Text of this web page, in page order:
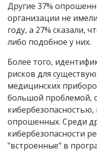
Другие 37%
организации не
году, а 27% сказали,
либо подобное у них.
Более того,
рисков для
медицинских
большой проблемой,
опрошенных. Среди
кибербезопасности
"встроенные" в